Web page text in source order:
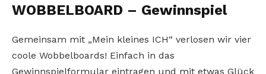
WOBBELBOARD – Gewinnspiel
Gemeinsam mit „Mein kleines ICH“ verlosen wir vier
coole Wobbelboards! Einfach in das
Gewinnspielformular eintragen und mit etwas Glück